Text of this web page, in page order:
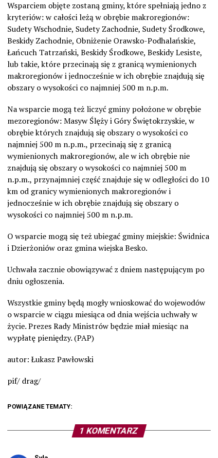
Wsparciem objęte zostaną gminy, które spełniają jedno z
kryteriów: w całości leżą w obrębie makroregionów:
Sudety Wschodnie, Sudety Zachodnie, Sudety Środkowe,
Beskidy Zachodnie, Obniżenie Orawsko-Podhalańskie,
Łańcuch Tatrzański, Beskidy Środkowe, Beskidy Lesiste,
lub takie, które przecinają się z granicą wymienionych
makroregionów i jednocześnie w ich obrębie znajdują się
obszary o wysokości co najmniej 500 m n.p.m.
Na wsparcie mogą też liczyć gminy położone w obrębie
mezoregionów: Masyw Ślęży i Góry Świętokrzyskie, w
obrębie których znajdują się obszary o wysokości co
najmniej 500 m n.p.m., przecinają się z granicą
wymienionych makroregionów, ale w ich obrębie nie
znajdują się obszary o wysokości co najmniej 500 m
n.p.m., przynajmniej część znajduje się w odległości do 10
km od granicy wymienionych makroregionów i
jednocześnie w ich obrębie znajdują się obszary o
wysokości co najmniej 500 m n.p.m.
O wsparcie mogą się też ubiegać gminy miejskie: Świdnica
i Dzierżoniów oraz gmina wiejska Besko.
Uchwała zacznie obowiązywać z dniem następującym po
dniu ogłoszenia.
Wszystkie gminy będą mogły wnioskować do wojewodów
o wsparcie w ciągu miesiąca od dnia wejścia uchwały w
życie. Prezes Rady Ministrów będzie miał miesiąc na
wypłatę pieniędzy. (PAP)
autor: Łukasz Pawłowski
pif/ drag/
POWIĄZANE TEMATY:
1 KOMENTARZ